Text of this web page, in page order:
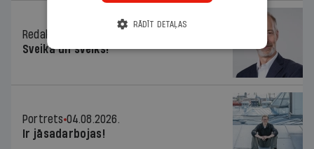
Redaktora sleja
Sveika un sveiks!
Portrets 04.08.2026.
Ir jāsadarbojas!
RĀDĪT DETAĻAS